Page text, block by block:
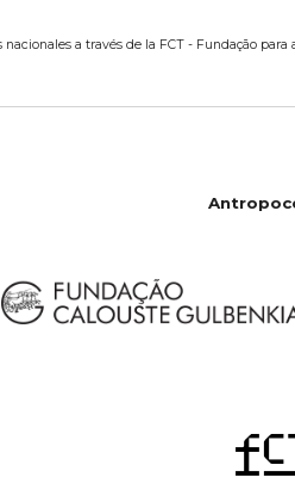
a través de la FCT - Fundação para
Antropoc